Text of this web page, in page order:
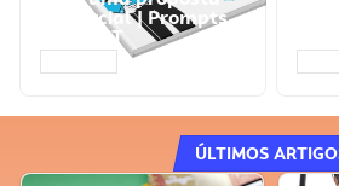
comercial | Prompts
ChatGPT
ÚLTIMOS